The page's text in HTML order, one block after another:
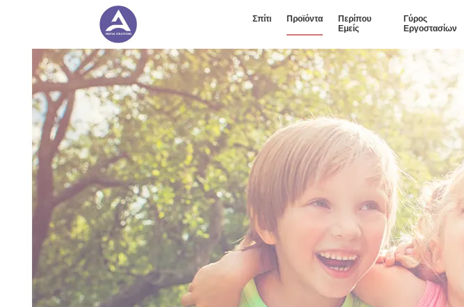
Σπίτι Προϊόντα
Περίπου
Εμείς
Γύρος
Εργοστασίων